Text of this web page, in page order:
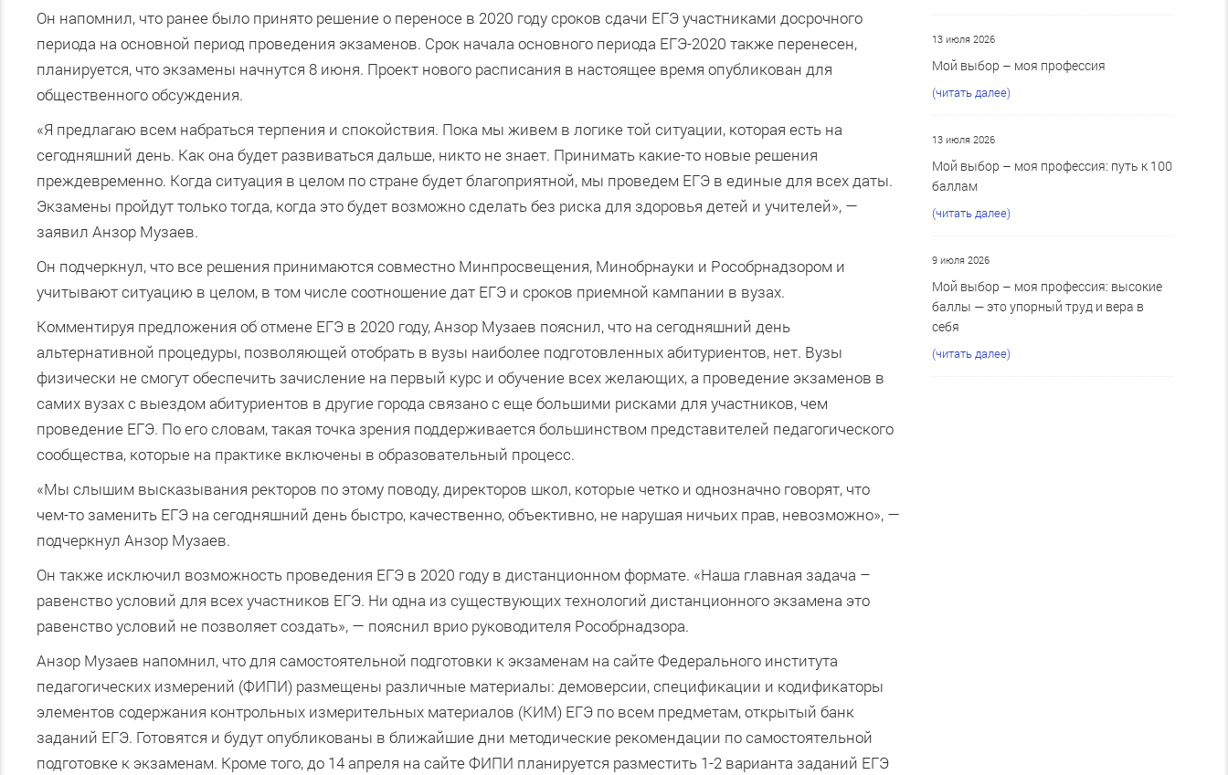
Он напомнил, что ранее было принято решение о переносе в 2020 году сроков сдачи ЕГЭ участниками досрочного
периода на основной период проведения экзаменов. Срок начала основного периода ЕГЭ-2020 также перенесен,
планируется, что экзамены начнутся 8 июня. Проект нового расписания в настоящее время опубликован для
общественного обсуждения.
«Я предлагаю всем набраться терпения и спокойствия. Пока мы живем в логике той ситуации, которая есть на
сегодняшний день. Как она будет развиваться дальше, никто не знает. Принимать какие-то новые решения
преждевременно. Когда ситуация в целом по стране будет благоприятной, мы проведем ЕГЭ в единые для всех даты.
Экзамены пройдут только тогда, когда это будет возможно сделать без риска для здоровья детей и учителей», —
заявил Анзор Музаев.
Он подчеркнул, что все решения принимаются совместно Минпросвещения, Минобрнауки и Рособрнадзором и
учитывают ситуацию в целом, в том числе соотношение дат ЕГЭ и сроков приемной кампании в вузах.
Комментируя предложения об отмене ЕГЭ в 2020 году, Анзор Музаев пояснил, что на сегодняшний день
альтернативной процедуры, позволяющей отобрать в вузы наиболее подготовленных абитуриентов, нет. Вузы
физически не смогут обеспечить зачисление на первый курс и обучение всех желающих, а проведение экзаменов в
самих вузах с выездом абитуриентов в другие города связано с еще большими рисками для участников, чем
проведение ЕГЭ. По его словам, такая точка зрения поддерживается большинством представителей педагогического
сообщества, которые на практике включены в образовательный процесс.
«Мы слышим высказывания ректоров по этому поводу, директоров школ, которые четко и однозначно говорят, что
чем-то заменить ЕГЭ на сегодняшний день быстро, качественно, объективно, не нарушая ничьих прав, невозможно», —
подчеркнул Анзор Музаев.
Он также исключил возможность проведения ЕГЭ в 2020 году в дистанционном формате. «Наша главная задача –
равенство условий для всех участников ЕГЭ. Ни одна из существующих технологий дистанционного экзамена это
равенство условий не позволяет создать», — пояснил врио руководителя Рособрнадзора.
Анзор Музаев напомнил, что для самостоятельной подготовки к экзаменам на сайте Федерального института
педагогических измерений (ФИПИ) размещены различные материалы: демоверсии, спецификации и кодификаторы
элементов содержания контрольных измерительных материалов (КИМ) ЕГЭ по всем предметам, открытый банк
заданий ЕГЭ. Готовятся и будут опубликованы в ближайшие дни методические рекомендации по самостоятельной
подготовке к экзаменам. Кроме того, до 14 апреля на сайте ФИПИ планируется разместить 1-2 варианта заданий ЕГЭ
13 июля 2026
Мой выбор – моя профессия
(читать далее)
13 июля 2026
Мой выбор – моя профессия: путь к 100
баллам
(читать далее)
9 июля 2026
Мой выбор – моя профессия: высокие
баллы — это упорный труд и вера в
себя
(читать далее)